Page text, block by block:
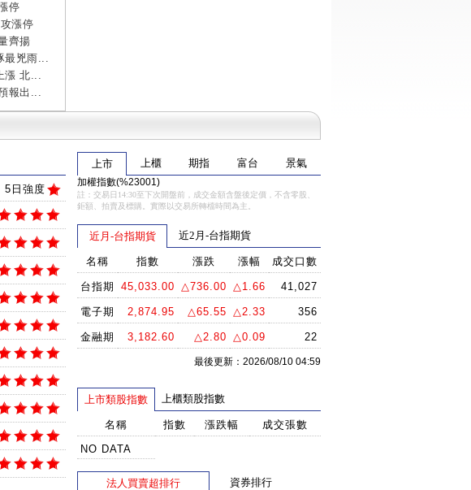
停
漲停
齊揚
最兇雨...
漲 北...
報出...
5日強度
上市 上櫃 期指 富台 景氣
加權指數(%23001)
註：交易日14:30至下次開盤前，成交金額含盤後定價，不含零股、
鉅額、拍賣及標購。實際以交易所轉檔時間為主。
近月-台指期貨 近2月-台指期貨
名稱 指數 漲跌 漲幅 成交口數
台指期 45,033.00 △736.00 △1.66 41,027
電子期 2,874.95 △65.55 △2.33 356
金融期 3,182.60 △2.80 △0.09 22
最後更新：2026/08/10 04:59
上市類股指數 上櫃類股指數
名稱 指數 漲跌幅
成交張數
NO DATA
法人買賣超排行 資券排行